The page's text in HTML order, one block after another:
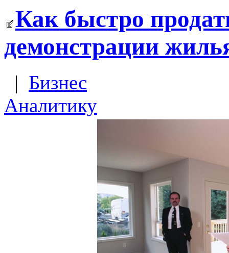
Как быстро
демонстрации
| Бизнес
Аналитику